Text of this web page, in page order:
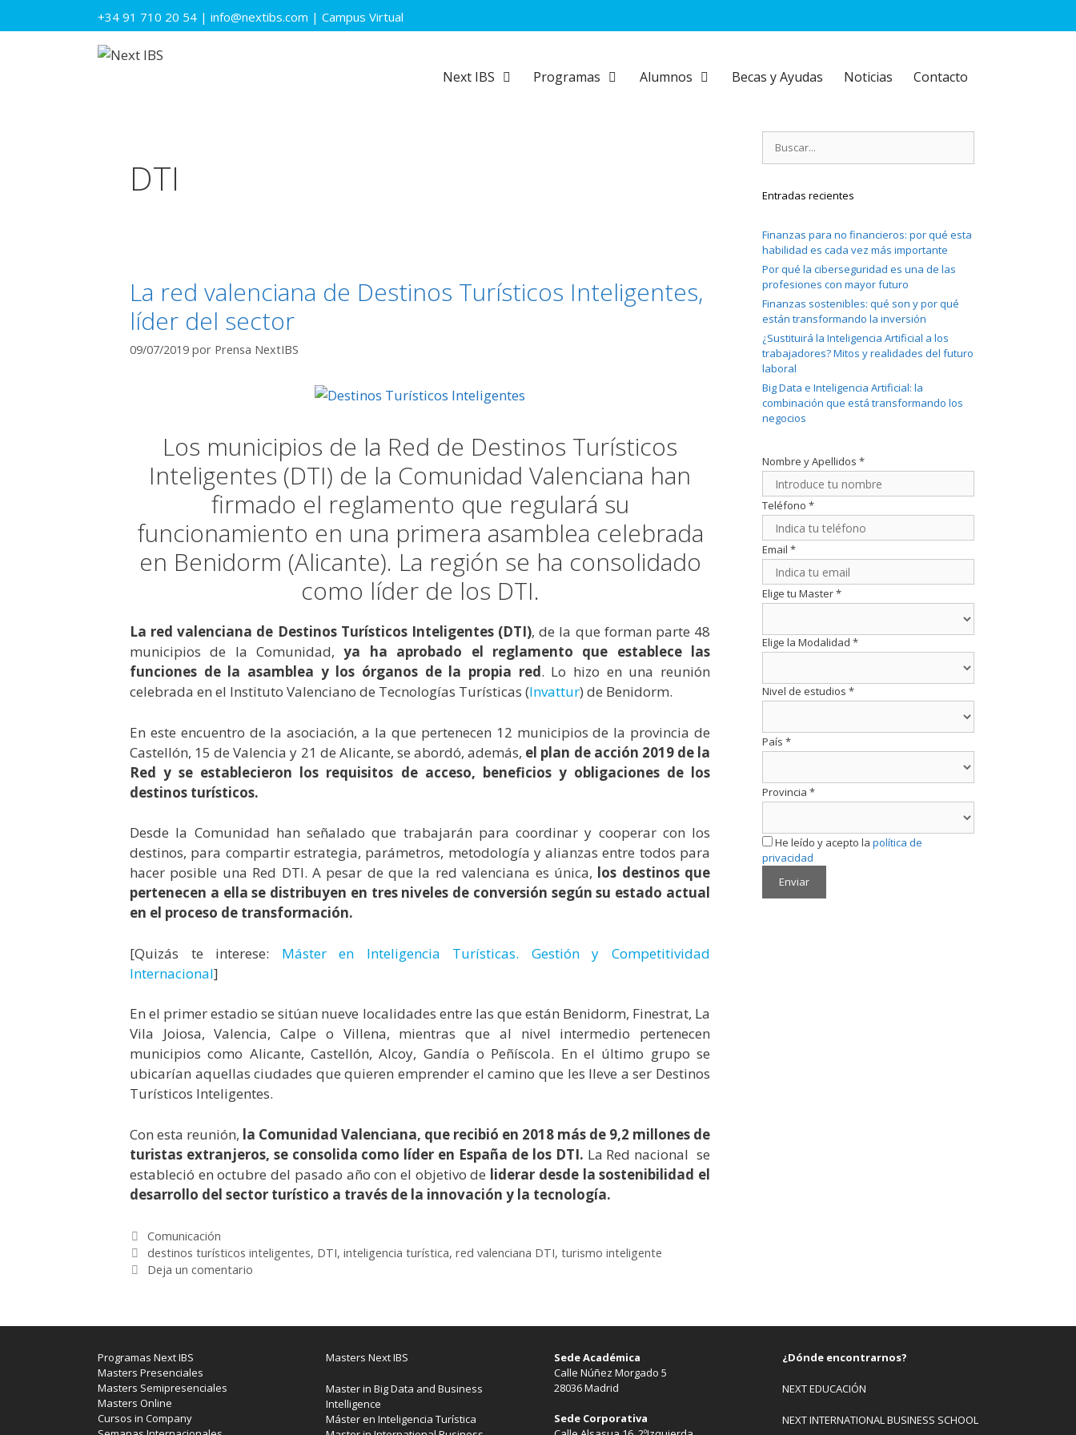
al
+34 91 710 20 54 | info@nextibs.com | Campus Virtual
Next IBS Programas Alumnos Becas y Ayudas Noticias Contacto
DTI
La red valenciana de Destinos Turísticos Inteligentes,
líder del sector
09/07/2019 por Prensa NextIBS
Los municipios de la Red de Destinos Turísticos
Inteligentes (DTI) de la Comunidad Valenciana han
firmado el reglamento que regulará su
funcionamiento en una primera asamblea celebrada
en Benidorm (Alicante). La región se ha consolidado
como líder de los DTI.
La red valenciana de Destinos Turísticos Inteligentes (DTI), de la que forman parte 48
municipios de la Comunidad,ya ha aprobado el reglamento que establece las
funciones de la asamblea y los órganos de la propia red. Lo hizo en una reunión
celebrada en el Instituto Valenciano de Tecnologías Turísticas (Invattur) de Benidorm.
En este encuentro de la asociación, a la que pertenecen 12 municipios de la provincia de
Castellón, 15 de Valencia y 21 de Alicante, se abordó, además, el plan de acción 2019 de la
Red y se establecieron los requisitos de acceso, beneficios y obligaciones de los
destinos turísticos.
Desde la Comunidad han señalado que trabajarán para coordinar y cooperar con los
destinos, para compartir estrategia, parámetros, metodología y alianzas entre todos para
hacer posible una Red DTI. A pesar de que la red valenciana es única, los destinos que
pertenecen a ella se distribuyen en tres niveles de conversión según su estado actual
en el proceso de transformación.
[Quizás te interese:
Máster en Inteligencia Turísticas. Gestión y Competitividad
Internacional]
En el primer estadio se sitúan nueve localidades entre las que están Benidorm, Finestrat, La
Vila Joiosa, Valencia, Calpe o Villena, mientras que al nivel intermedio pertenecen
municipios como Alicante, Castellón, Alcoy, Gandía o Peñíscola. En el último grupo se
ubicarían aquellas ciudades que quieren emprender el camino que les lleve a ser Destinos
Turísticos Inteligentes.
Con esta reunión, la Comunidad Valenciana, que recibió en 2018 más de 9,2 millones de
turistas extranjeros, se consolida como líder en España de los DTI. La Red nacional se
estableció en octubre del pasado año con el objetivo de liderar desde la sostenibilidad el
desarrollo del sector turístico a través de la innovación y la tecnología.
Categorías
Comunicación
Etiquetas
destinos turísticos inteligentes, DTI, inteligencia turística, red valenciana DTI, turismo inteligente
Deja un comentario
Entradas recientes
Finanzas para no financieros: por qué esta
habilidad es cada vez más importante
Por qué la ciberseguridad es una de las
profesiones con mayor futuro
Finanzas sostenibles: qué son y por qué
están transformando la inversión
¿Sustituirá la Inteligencia Artificial a los
trabajadores? Mitos y realidades del futuro
laboral
Big Data e Inteligencia Artificial: la
combinación que está transformando los
negocios
Nombre y Apellidos *
Teléfono *
Email *
Elige tu Master*
Elige la Modalidad *
Nivel de estudios *
País *
Provincia *
He leído y acepto la política de
privacidad
Programas Next IBS
Masters Presenciales
Masters Semipresenciales
Masters Online
Cursos in Company
Masters Next IBS
Master in Big Data and Business
Intelligence
Máster en Inteligencia Turística
Sede Académica
Calle Núñez Morgado 5
28036 Madrid
Sede Corporativa
¿Dónde encontrarnos?
NEXT EDUCACIÓN
NEXT INTERNATIONAL BUSINESS SCHOOL